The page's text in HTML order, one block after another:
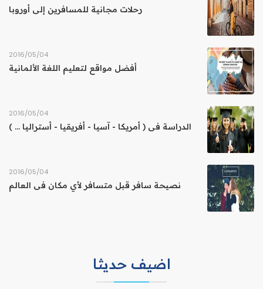
رحلات مجانية للمسافرين إلى أوروبا
04‏/05‏/2016
أفضل مواقع لتعليم اللغة الألمانية
04‏/05‏/2016
الدراسة فى ( أمريكا - آسيا - أفريقيا - أستراليا ... )
04‏/05‏/2016
نصيحة سافر قبل متسافر لأي مكان فى العالم
اضيف حديثا